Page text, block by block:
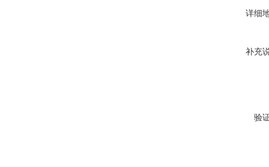
详细
补充
验